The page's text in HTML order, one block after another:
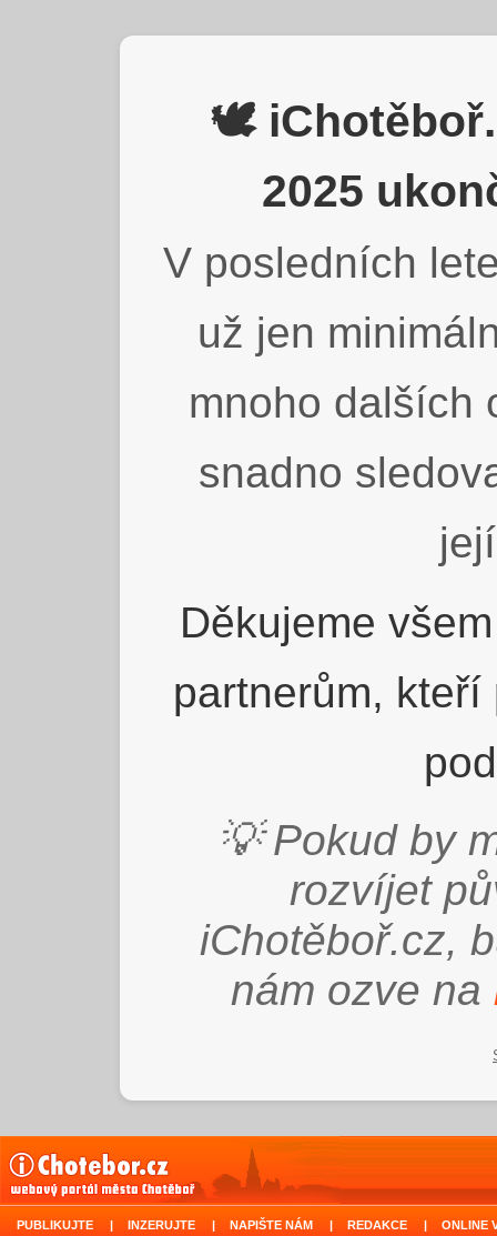
🕊️
2025
V posledních
už jen
mnoho dalších
snadno
Děkujeme
partnerům,
💡 Pokud by
rozvíjet
iChotěboř.cz,
nám ozve na
PUBLIKUJTE | INZERUJTE | NAPIŠTE NÁM | REDAKCE | ONLINE